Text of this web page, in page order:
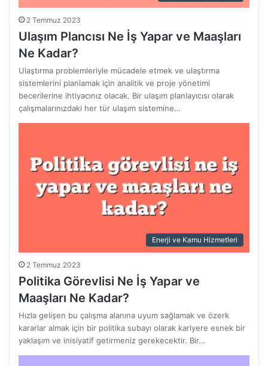
2 Temmuz 2023
Ulaşım Plancısı Ne İş Yapar ve Maaşları
Ne Kadar?
Ulaştırma problemleriyle mücadele etmek ve ulaştırma
sistemlerini planlamak için analitik ve proje yönetimi
becerilerine ihtiyacınız olacak. Bir ulaşım planlayıcısı olarak
çalışmalarınızdaki her tür ulaşım sistemine…
Enerji ve Kamu Hizmetleri
2 Temmuz 2023
Politika Görevlisi Ne İş Yapar ve
Maaşları Ne Kadar?
Hızla gelişen bu çalışma alanına uyum sağlamak ve özerk
kararlar almak için bir politika subayı olarak kariyere esnek bir
yaklaşım ve inisiyatif getirmeniz gerekecektir. Bir…